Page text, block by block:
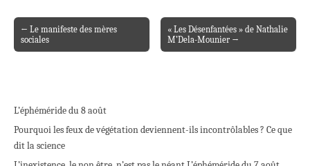
Post navigation
← Le manifeste des mères
sociales
« Les Désenfantées » de Nathalie
M’Dela-Mounier →
L’éphéméride du 8 août
Pourquoi les feux de végétation deviennent-ils incontrôlables ? Ce que
dit la science